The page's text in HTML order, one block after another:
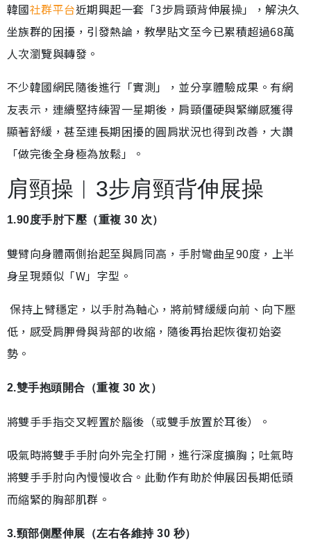
韓國社群平台近期興起一套「3步肩頸背伸展操」，解決久
坐族群的困擾，引發熱論，教學貼文至今已累積超過68萬
人次瀏覽與轉發。
不少韓國網民隨後進行「實測」，並分享體驗成果。有網
友表示，連續堅持練習一星期後，肩頸僵硬與緊繃感獲得
顯著舒緩，甚至連長期困擾的圓肩狀況也得到改善，大讚
「做完後全身極為放鬆」。
肩頸操︱3步肩頸背伸展操
1.90度手肘下壓（重複 30 次）
雙臂向身體兩側抬起至與肩同高，手肘彎曲呈90度，上半
身呈現類似「W」字型。
保持上臂穩定，以手肘為軸心，將前臂緩緩向前、向下壓
低，感受肩胛骨與背部的收縮，隨後再抬起恢復初始姿
勢。
2.雙手抱頭開合（重複 30 次）
將雙手手指交叉輕置於腦後（或雙手放置於耳後）。
吸氣時將雙手手肘向外完全打開，進行深度擴胸；吐氣時
將雙手手肘向內慢慢收合。此動作有助於伸展因長期低頭
而縮緊的胸部肌群。
3.頸部側壓伸展（左右各維持 30 秒）